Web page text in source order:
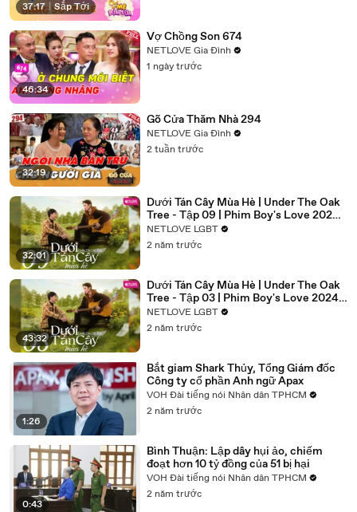
37:17 Sắp Tới
46:34
Vợ Chồng Son 674
NETLOVE Gia Đình
1 ngày trước
32:19
Gõ Cửa Thăm Nhà 294
NETLOVE Gia Đình
2 tuần trước
32:01
Dưới Tán Cây Mùa Hè | Under The Oak
Tree - Tập 09 | Phim Boy's Love 2024 |
Đức Huy, Vương Huy, Như Thủy
NETLOVE LGBT
2 năm trước
43:32
Dưới Tán Cây Mùa Hè | Under The Oak
Tree - Tập 03 | Phim Boy's Love 2024 |
Đức Huy, Vương Huy, Như Thủy
NETLOVE LGBT
2 năm trước
1:26
Bắt giam Shark Thủy, Tổng Giám đốc
Công ty cổ phần Anh ngữ Apax
VOH Đài tiếng nói Nhân dân TPHCM
2 năm trước
0:43
Bình Thuận: Lập dây hụi ảo, chiếm
đoạt hơn 10 tỷ đồng của 51 bị hại
VOH Đài tiếng nói Nhân dân TPHCM
2 năm trước